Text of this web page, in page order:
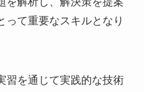
って重要なスキルとなり
習を通じて実践的な技術